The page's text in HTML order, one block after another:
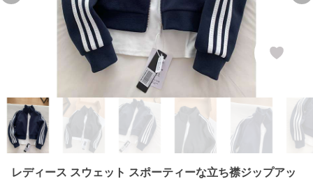
レディース スウェット スポーティーな立ち襟ジップアッ